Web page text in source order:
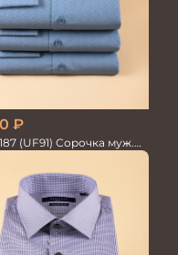
₽
(UF91) Сорочка муж.
TRENDY